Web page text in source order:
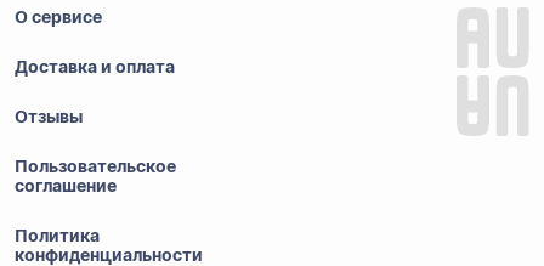
О сервисе
Доставка и оплата
Отзывы
Пользовательское
соглашение
Политика
конфиденциальности